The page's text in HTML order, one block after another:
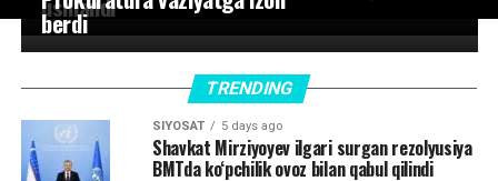
berdi
TRENDING
SIYOSAT 5 days ago
Shavkat Mirziyoyev ilgari surgan rezolyusiya
BMTda ko‘pchilik ovoz bilan qabul qilindi